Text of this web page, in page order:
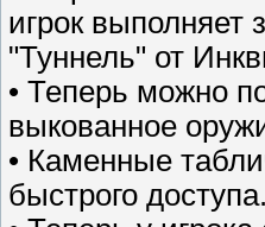
игрок выполняет
"Туннель" от
• Теперь можно
выкованное
• Каменные
быстрого доступа.